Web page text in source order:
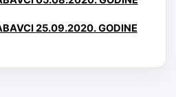
25.09.2020. GODINE